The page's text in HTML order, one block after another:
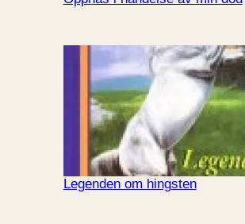
Legenden om hingsten